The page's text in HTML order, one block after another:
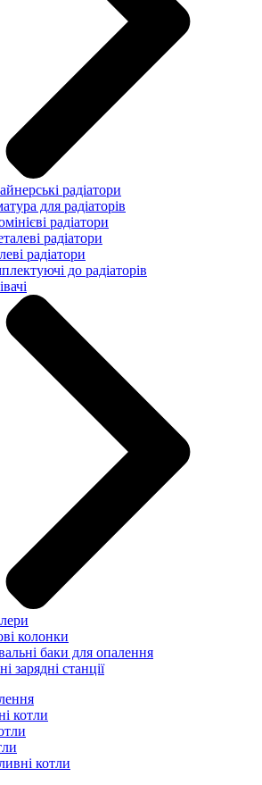
радіатори
для радіаторів
радіатори
радіатори
радіатори
до радіаторів
колонки
баки для опалення
зарядні станції
котли
котли